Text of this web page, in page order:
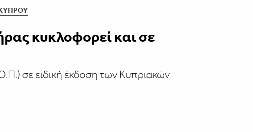
κυκλοφορεί και σε
σε ειδική έκδοση των Κυπριακών